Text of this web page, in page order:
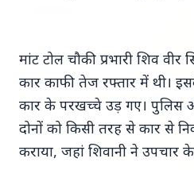
मांट टोल चौकी प्रभारी शिव
कार काफी तेज रफ्तार में थी।
कार के परखच्चे उड़ गए। पुलिस
दोनों को किसी तरह से कार से
कराया, जहां शिवानी ने उपचार के